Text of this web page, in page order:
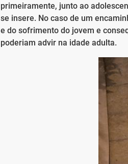
primeiramente, junto ao
se insere. No caso de um
e do sofrimento do jovem e
poderiam advir na idade adulta.